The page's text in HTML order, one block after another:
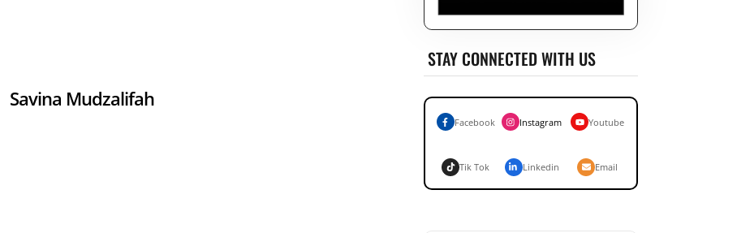
Savina Mudzalifah
STAY CONNECTED WITH US
Facebook Instagram Youtube
Tik Tok Linkedin Email